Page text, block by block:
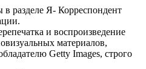
в разделе Я- Корреспондент
и воспроизведение
материалов,
Getty Images, строго